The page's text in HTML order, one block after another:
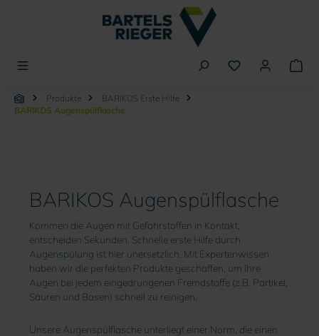
Produkte
BARIKOS Erste Hilfe
BARIKOS Augenspülflasche
BARIKOS Augenspülflasche
Kommen die Augen mit Gefahrstoffen in Kontakt,
entscheiden Sekunden. Schnelle erste Hilfe durch
Augenspülung ist hier unersetzlich. Mit Expertenwissen
haben wir die perfekten Produkte geschaffen, um Ihre
Augen bei jedem eingedrungenen Fremdstoffe (z.B. Partikel,
Säuren und Basen) schnell zu reinigen.
Unsere Augenspülflasche unterliegt einer Norm, die einen